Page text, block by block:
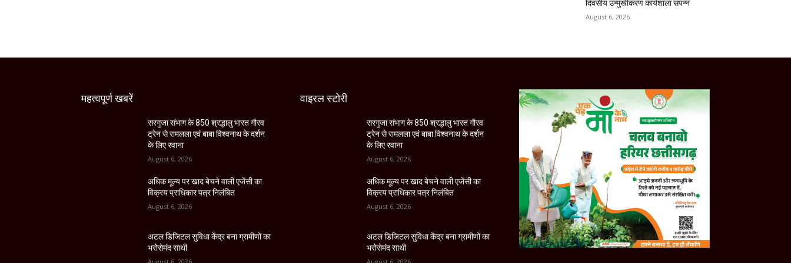
दिवसीय उन्मुखीकरण कार्यशाला संपन्न
August 6, 2026
महत्वपूर्ण खबरें
सरगुजा संभाग के 850 श्रद्धालु भारत गौरव
ट्रेन से रामलला एवं बाबा विश्वनाथ के दर्शन
के लिए रवाना
August 6, 2026
अधिक मूल्य पर खाद बेचने वाली एजेंसी का
विक्रय प्राधिकार पत्र निलंबित
August 6, 2026
अटल डिजिटल सुविधा केंद्र बना ग्रामीणों का
भरोसेमंद साथी
वाइरल स्टोरी
सरगुजा संभाग के 850 श्रद्धालु भारत गौरव
ट्रेन से रामलला एवं बाबा विश्वनाथ के दर्शन
के लिए रवाना
August 6, 2026
अधिक मूल्य पर खाद बेचने वाली एजेंसी का
विक्रय प्राधिकार पत्र निलंबित
August 6, 2026
अटल डिजिटल सुविधा केंद्र बना ग्रामीणों का
भरोसेमंद साथी